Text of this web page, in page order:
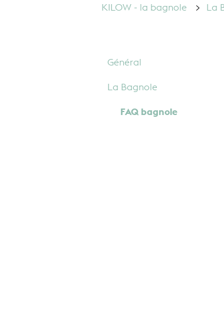
KILOW - la bagnole La
Général
Paiement
La Bagnole
FAQ bagnole